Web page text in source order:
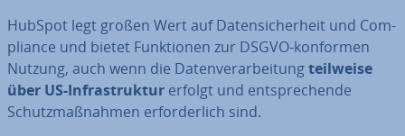
HubSpot legt großen Wert auf Da­ten­si­cher­heit und Com­
pli­ance und bietet Funk­tio­nen zur DSGVO-konformen
Nutzung, auch wenn die Da­ten­ver­ar­bei­tungteilweise
über US-In­fra­struk­tur erfolgt und ent­spre­chen­de
Schutz­maß­nah­men er­for­der­lich sind.